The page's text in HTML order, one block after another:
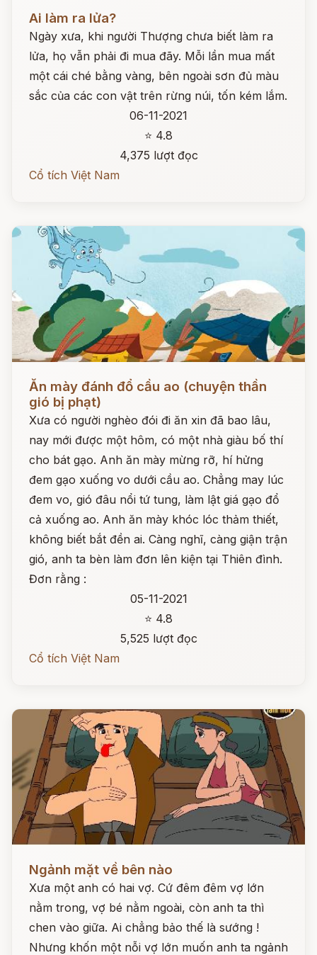
Ai làm ra lửa?
Ngày xưa, khi người Thượng chưa biết làm ra
lửa, họ vẫn phải đi mua đãy. Mỗi lần mua mất
một cái ché bằng vàng, bên ngoài sơn đủ màu
sắc của các con vật trên rừng núi, tốn kém lắm.
06-11-2021
⭐ 4.8
4,375 lượt đọc
Cổ tích Việt Nam
Đọc ngay
Ăn mày đánh đổ cầu ao (chuyện thần
gió bị phạt)
Xưa có người nghèo đói đi ăn xin đã bao lâu,
nay mới được một hôm, có một nhà giàu bố thí
cho bát gạo. Anh ăn mày mừng rỡ, hí hửng
đem gạo xuống vo dưới cầu ao. Chẳng may lúc
đem vo, gió đâu nổi tứ tung, làm lật giá gạo đổ
cả xuống ao. Anh ăn mày khóc lóc thảm thiết,
không biết bắt đền ai. Càng nghĩ, càng giận trận
gió, anh ta bèn làm đơn lên kiện tại Thiên đình.
Đơn rằng :
05-11-2021
⭐ 4.8
5,525 lượt đọc
Cổ tích Việt Nam
Ngảnh mặt về bên nào
Xưa một anh có hai vợ. Cứ đêm đêm vợ lớn
nằm trong, vợ bé nằm ngoài, còn anh ta thì
chen vào giữa. Ai chẳng bảo thế là sướng !
Nhưng khốn một nỗi vợ lớn muốn anh ta ngảnh